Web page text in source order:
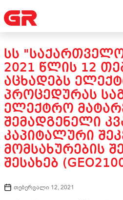
ᲡᲡ
2021 ᲬᲚᲘᲡ 12
ᲐᲪᲮᲐᲓᲔᲑᲡ
ᲞᲠᲝᲪᲔᲓᲣᲠᲐᲡ
ᲔᲚᲔᲥᲢᲠᲝ
ᲨᲔᲛᲐᲓᲒᲔᲜᲔᲚᲘ
ᲙᲐᲞᲘᲢᲐᲚᲣᲠᲘ
ᲛᲝᲛᲡᲐᲮᲣᲠᲔᲑᲘᲡ
ᲨᲔᲡᲐᲮᲔᲑ
თებერვალი 12, 2021